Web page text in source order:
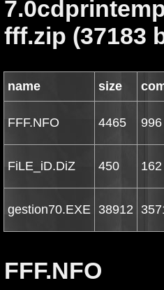
fff.zip (37183
name size
FFF.NFO 4465 996
FiLE_iD.DiZ 450 162
gestion70.EXE 38912
FFF.NFO